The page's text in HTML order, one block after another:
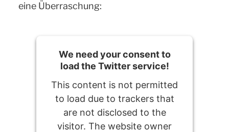
eine Überraschung:
We need your consent to
load the Twitter service!
This content is not permitted
to load due to trackers that
are not disclosed to the
visitor. The website owner